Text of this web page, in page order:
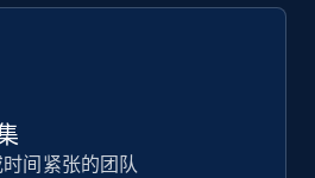
间紧张的团队